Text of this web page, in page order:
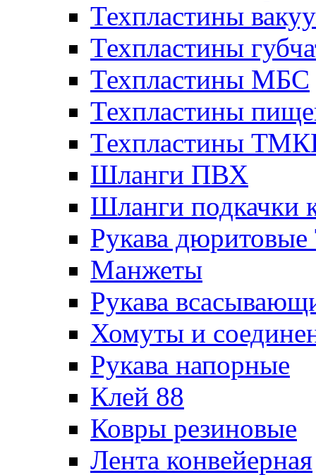
Техпластины
Техпластины
Техпластины МБС
Техпластины
Техпластины
Шланги ПВХ
Шланги подкачки
Рукава
Манжеты
Рукава
Хомуты и
Рукава напорные
Клей 88
Ковры резиновые
Лента конвейерная